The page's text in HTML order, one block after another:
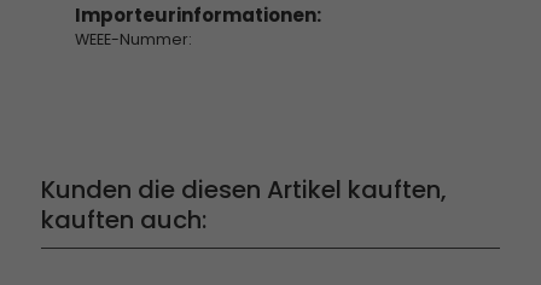
Importeurinformationen:
WEEE-Nummer:
Kunden die diesen Artikel kauften,
kauften auch: